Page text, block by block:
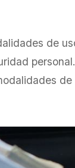
de
personal.
de